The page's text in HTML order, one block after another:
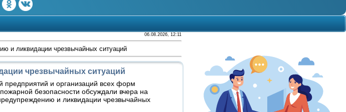
06.08.2026, 12:11
и ликвидации чрезвычайных ситуаций
чрезвычайных ситуаций
предприятий и организаций всех форм
безопасности обсуждали вчера на
и ликвидации чрезвычайных